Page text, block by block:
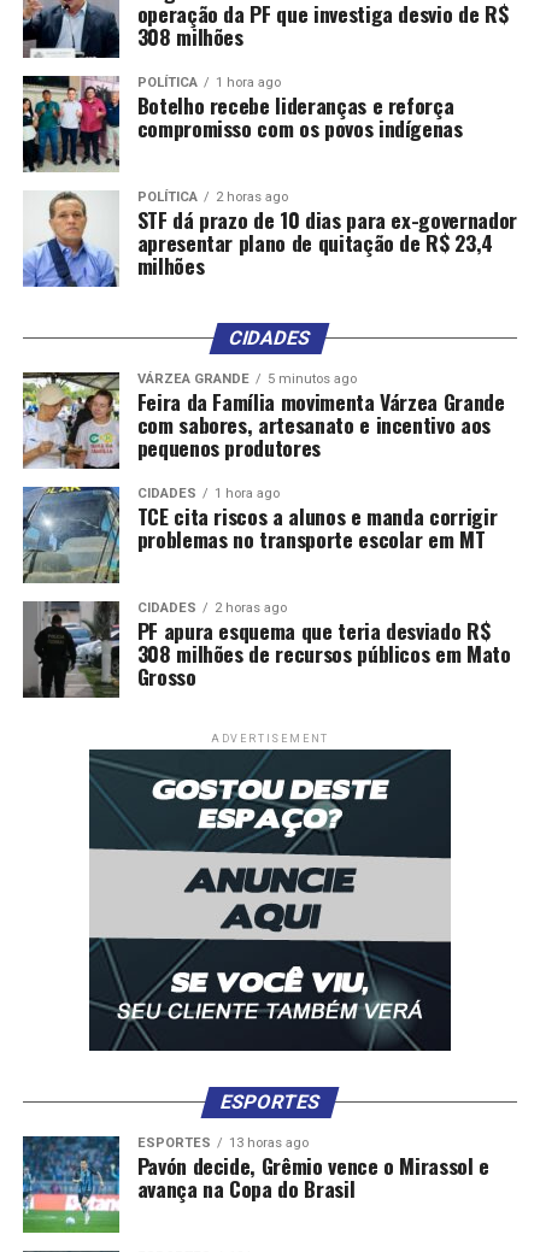
operação da PF que investiga desvio de R$
308 milhões
POLÍTICA 1 hora ago
Botelho recebe lideranças e reforça
compromisso com os povos indígenas
POLÍTICA 2 horas ago
STF dá prazo de 10 dias para ex-governador
apresentar plano de quitação de R$ 23,4
milhões
CIDADES
VÁRZEA GRANDE 5 minutos ago
Feira da Família movimenta Várzea Grande
com sabores, artesanato e incentivo aos
pequenos produtores
CIDADES 1 hora ago
TCE cita riscos a alunos e manda corrigir
problemas no transporte escolar em MT
CIDADES 2 horas ago
PF apura esquema que teria desviado R$
308 milhões de recursos públicos em Mato
Grosso
ADVERTISEMENT
ESPORTES
ESPORTES 13 horas ago
Pavón decide, Grêmio vence o Mirassol e
avança na Copa do Brasil